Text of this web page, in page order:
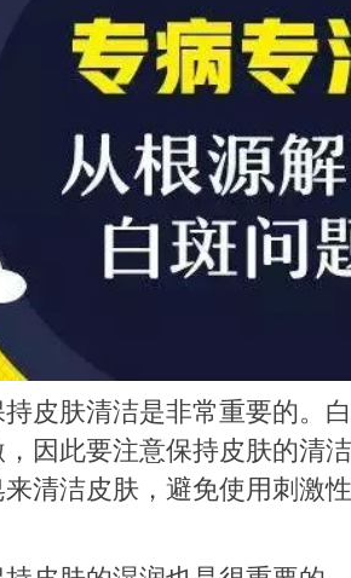
肤清洁是非常重要的。白
因此要注意保持皮肤的清
清洁皮肤，避免使用刺激